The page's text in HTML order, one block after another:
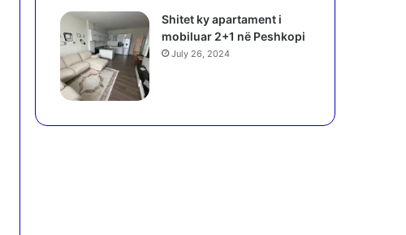
Shitet ky apartament i
mobiluar 2+1 në Peshkopi
July 26, 2024